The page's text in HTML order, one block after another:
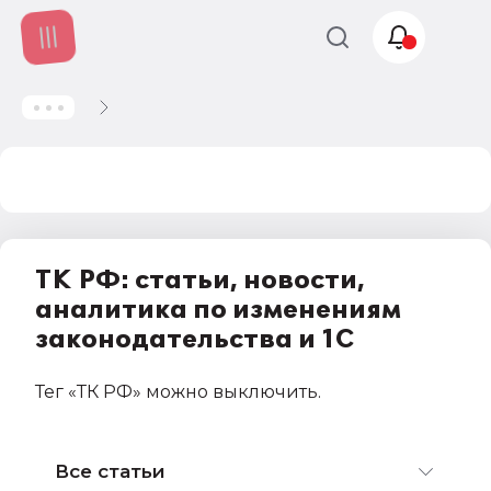
ТК РФ: статьи, новости,
аналитика по изменениям
законодательства и 1С
Тег «ТК РФ» можно выключить.
Все статьи
Учет и